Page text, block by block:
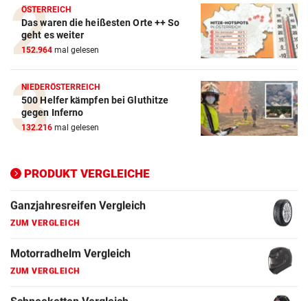
ÖSTERREICH
Das waren die heißesten Orte ++ So
geht es weiter
152.964 mal gelesen
NIEDERÖSTERREICH
500 Helfer kämpfen bei Gluthitze
gegen Inferno
132.216 mal gelesen
PRODUKT VERGLEICHE
Winterreifen Vergleich
ZUM VERGLEICH
Wagenheber Vergleich
ZUM VERGLEICH
Elektroroller Vergleich
ZUM VERGLEICH
ZUM VERGLEICH
Motorradhelm Vergleich
Schneeketten Vergleich
Drehmomentschlüssel Vergleich